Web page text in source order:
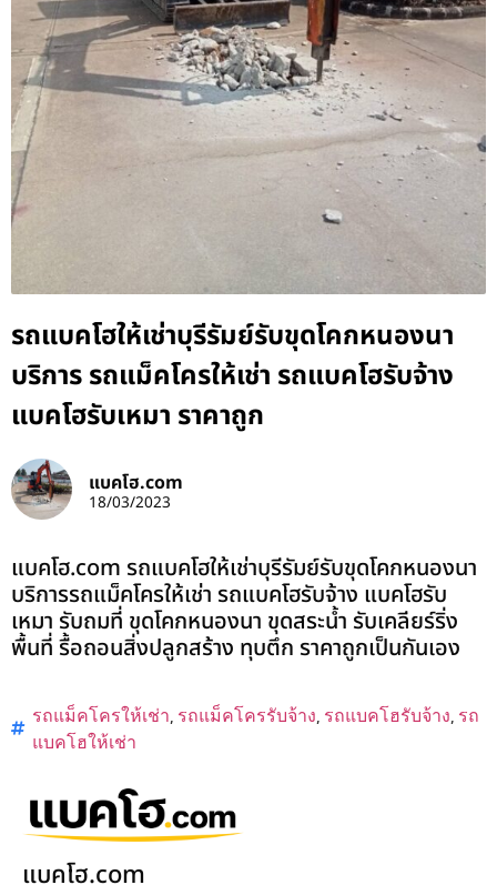
รถแบคโฮให้เช่าบุรีรัมย์รับขุดโคกหนองนา
บริการ รถแม็คโครให้เช่า รถแบคโฮรับจ้าง
แบคโฮรับเหมา ราคาถูก
แบคโฮ.com
18/03/2023
แบคโฮ.com รถแบคโฮให้เช่าบุรีรัมย์รับขุดโคกหนองนา
บริการรถแม็คโครให้เช่า รถแบคโฮรับจ้าง แบคโฮรับ
เหมา รับถมที่ ขุดโคกหนองนา ขุดสระน้ำ รับเคลียร์ริ่ง
พื้นที่ รื้อถอนสิ่งปลูกสร้าง ทุบตึก ราคาถูกเป็นกันเอง
รถแม็คโครให้เช่า, รถแม็คโครรับจ้าง, รถแบคโฮรับจ้าง, รถ
แบคโฮให้เช่า
แบคโฮ.com